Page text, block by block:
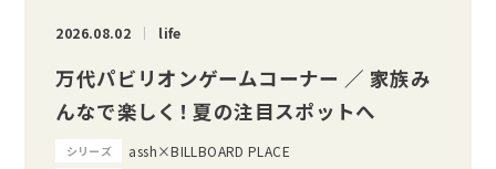
2026.08.02 life
万代パビリオンゲームコーナー ／ 家族み
んなで楽しく！ 夏の注目スポットへ
シリーズ assh×BILLBOARD PLACE